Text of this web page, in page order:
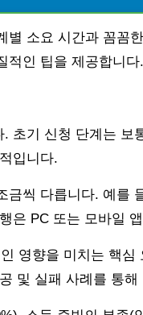
별 소요 시간과 꼼꼼
적인 팁을 제공합니다.
초기 신청 단계는 보
입니다.
씩 다릅니다. 예를
은 PC 또는 모바일
영향을 미치는 핵
및 실패 사례를 통